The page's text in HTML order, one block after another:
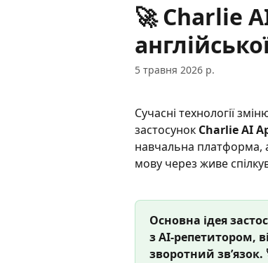
🚀 Charlie
5 травня 2026 р.
Сучасні технології
застосунок Charlie AI
навчальна платформа,
мову через живе
Основна ідея
з AI-репетитором,
зворотний зв’язок.